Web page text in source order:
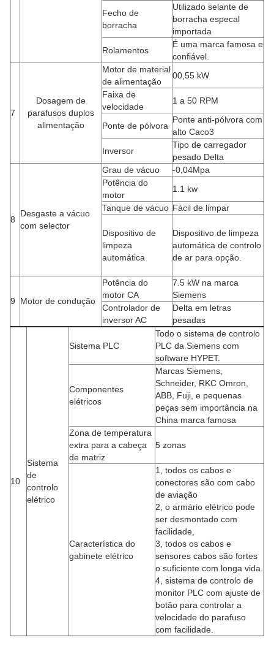
Fecho de
borracha
Utilizado selante de
borracha especal
importada
Rolamentos
É uma marca famosa e
confiável.
7
Dosagem de
parafusos duplos
alimentação
Motor de material
de alimentação
00,55 kW
Faixa de
velocidade
1 a 50 RPM
Ponte de pólvora
Ponte anti-pólvora com
alto Caco3
Inversor
Tipo de carregador
pesado Delta
8
Desgaste a vácuo
com selector
Grau de vácuo
-0,04Mpa
Potência do
motor
1.1 kw
Tanque de vácuo Fácil de limpar
Dispositivo de
limpeza
automática
Dispositivo de limpeza
automática de controlo
de ar para opção.
9 Motor de condução
Potência do
motor CA
7.5 kW na marca
Siemens
Controlador de
inversor AC
Delta em letras
pesadas
10
Sistema
de
controlo
elétrico
Sistema PLC
Todo o sistema de controlo
PLC da Siemens com
software HYPET.
Componentes
elétricos
Marcas Siemens,
Schneider, RKC Omron,
ABB, Fuji, e pequenas
peças sem importância na
China marca famosa
Zona de temperatura
extra para a cabeça
de matriz
5 zonas
Característica do
gabinete elétrico
1, todos os cabos e
conectores são com cabo
de aviação
2, o armário elétrico pode
ser desmontado com
facilidade,
3, todos os cabos e
sensores cabos são fortes
o suficiente com longa vida.
4, sistema de controlo de
monitor PLC com ajuste de
botão para controlar a
velocidade do parafuso
com facilidade.